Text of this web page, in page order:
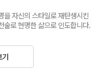
을 자신의 스타일로 재탄생시킨
술로 현명한 삶으로 인도합니다.
기